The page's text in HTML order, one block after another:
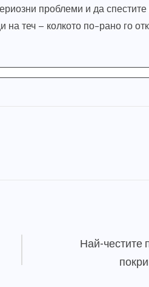
проблеми и да
теч – колкото по-рано го
Най-честите